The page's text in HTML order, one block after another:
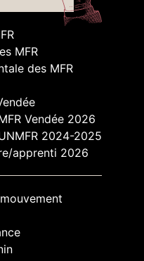
MFR
des MFR
Vendée 2026
2024-2025
apprenti 2026